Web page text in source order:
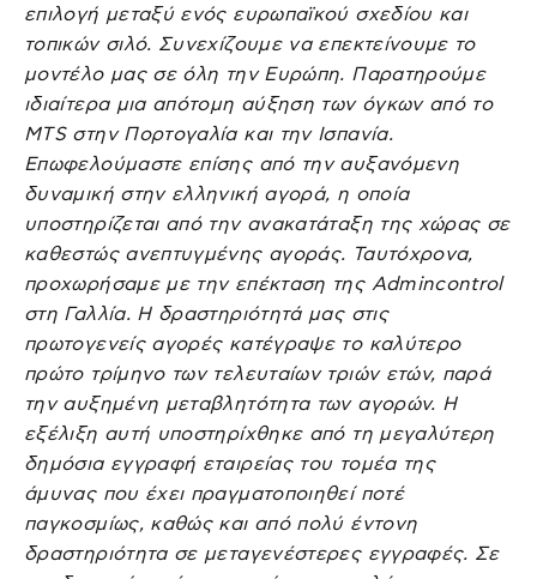
επιλογή μεταξύ ενός ευρωπαϊκού σχεδίου και
τοπικών σιλό. Συνεχίζουμε να επεκτείνουμε το
μοντέλο μας σε όλη την Ευρώπη. Παρατηρούμε
ιδιαίτερα μια απότομη αύξηση των όγκων από το
MTS στην Πορτογαλία και την Ισπανία.
Επωφελούμαστε επίσης από την αυξανόμενη
δυναμική στην ελληνική αγορά, η οποία
υποστηρίζεται από την ανακατάταξη της χώρας σε
καθεστώς ανεπτυγμένης αγοράς. Ταυτόχρονα,
προχωρήσαμε με την επέκταση της Admincontrol
στη Γαλλία. Η δραστηριότητά μας στις
πρωτογενείς αγορές κατέγραψε το καλύτερο
πρώτο τρίμηνο των τελευταίων τριών ετών, παρά
την αυξημένη μεταβλητότητα των αγορών. Η
εξέλιξη αυτή υποστηρίχθηκε από τη μεγαλύτερη
δημόσια εγγραφή εταιρείας του τομέα της
άμυνας που έχει πραγματοποιηθεί ποτέ
παγκοσμίως, καθώς και από πολύ έντονη
δραστηριότητα σε μεταγενέστερες εγγραφές. Σε